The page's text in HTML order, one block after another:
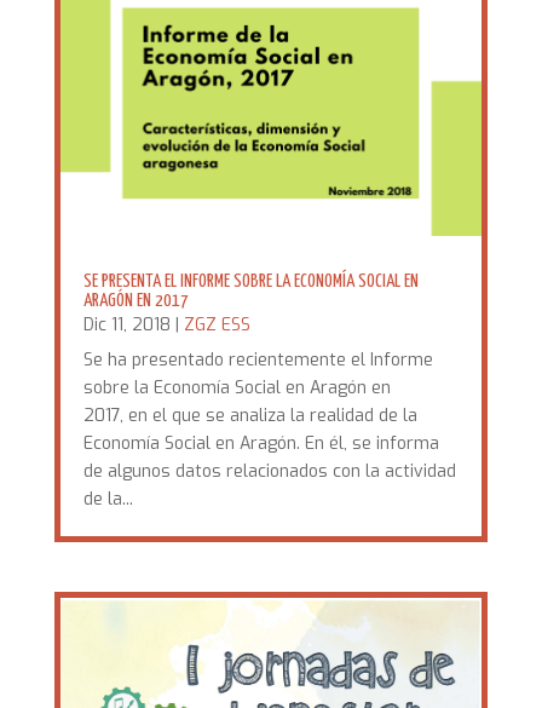
SE PRESENTA EL INFORME SOBRE LA ECONOMÍA SOCIAL EN
ARAGÓN EN 2017
Dic 11, 2018 | ZGZ ESS
Se ha presentado recientemente el Informe
sobre la Economía Social en Aragón en
2017, en el que se analiza la realidad de la
Economía Social en Aragón. En él, se informa
de algunos datos relacionados con la actividad
de la...